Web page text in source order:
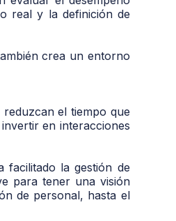
real y la definición de
crea un entorno
el tiempo que
en interacciones
facilitado la gestión de
para tener una visión
de personal, hasta el